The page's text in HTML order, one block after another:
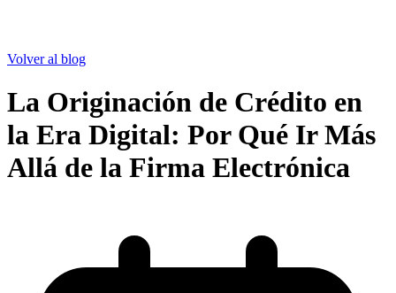
Volver al blog
La Originación de Crédito en
la Era Digital: Por Qué Ir Más
Allá de la Firma Electrónica